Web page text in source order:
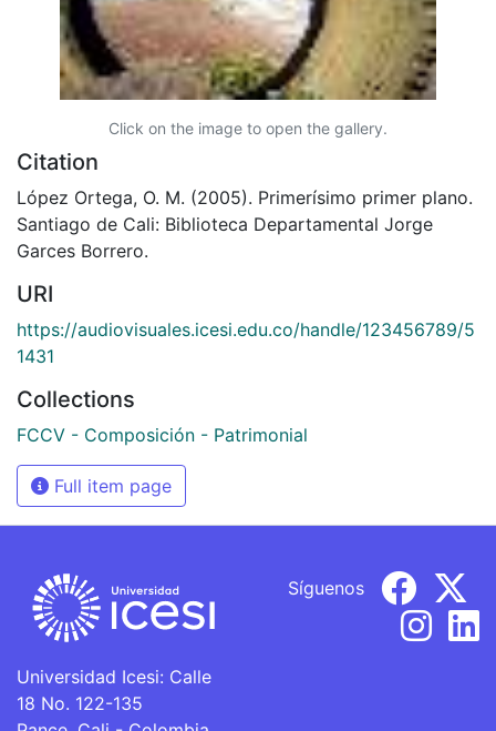
Click on the image to open the gallery.
Citation
López Ortega, O. M. (2005). Primerísimo primer plano.
Santiago de Cali: Biblioteca Departamental Jorge
Garces Borrero.
URI
https://audiovisuales.icesi.edu.co/handle/123456789/5
1431
Collections
FCCV - Composición - Patrimonial
Full item page
Universidad Icesi: Calle
18 No. 122-135
Síguenos